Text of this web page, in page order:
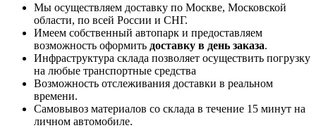
Мы осуществляем доставку по Москве, Московской
области, по всей России и СНГ.
Имеем собственный автопарк и предоставляем
возможность оформить доставку в день заказа.
Инфраструктура склада позволяет осуществить погрузку
на любые транспортные средства
Возможность отслеживания доставки в реальном
времени.
Самовывоз материалов со склада в течение 15 минут на
личном автомобиле.